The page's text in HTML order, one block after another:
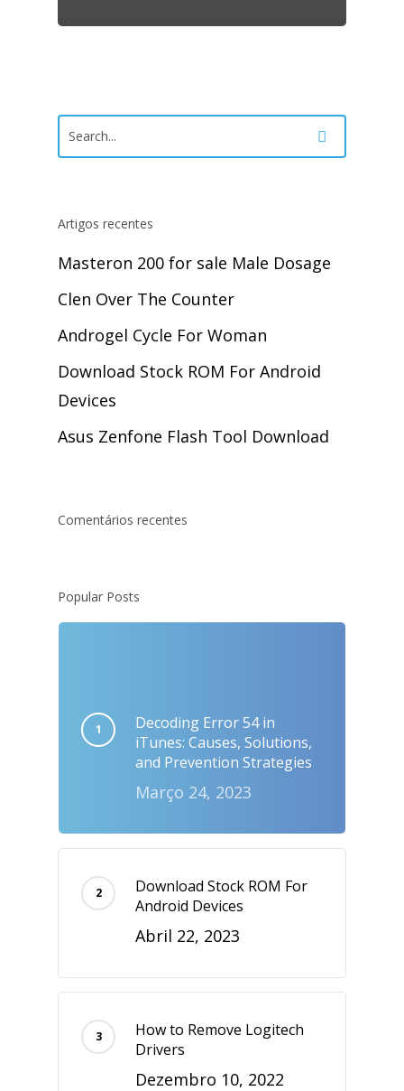
Artigos recentes
Masteron 200 for sale Male Dosage
Clen Over The Counter
Androgel Cycle For Woman
Download Stock ROM For Android
Devices
Asus Zenfone Flash Tool Download
Comentários recentes
Popular Posts
Decoding Error 54 in
iTunes: Causes, Solutions,
and Prevention Strategies
Março 24, 2023
Download Stock ROM For
Android Devices
Abril 22, 2023
How to Remove Logitech
Drivers
Dezembro 10, 2022